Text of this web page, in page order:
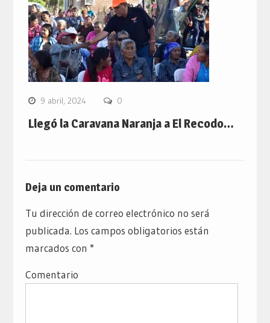
9 abril, 2024 0
Llegó la Caravana Naranja a El Recodo…
Deja un comentario
Tu dirección de correo electrónico no será
publicada. Los campos obligatorios están
marcados con *
Comentario